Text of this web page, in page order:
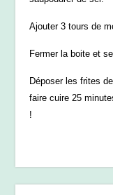
Ajouter 3 tours de
Fermer la boite et
Déposer les frites
faire cuire 25
!